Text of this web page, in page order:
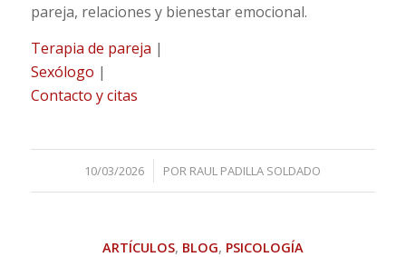
pareja, relaciones y bienestar emocional.
Terapia de pareja |
Sexólogo |
Contacto y citas
10/03/2026
/ POR RAUL PADILLA SOLDADO
ARTÍCULOS, BLOG, PSICOLOGÍA